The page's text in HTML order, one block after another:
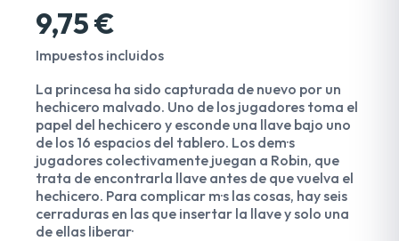
9,75 €
Impuestos incluidos
La princesa ha sido capturada de nuevo por un
hechicero malvado. Uno de los jugadores toma el
papel del hechicero y esconde una llave bajo uno
de los 16 espacios del tablero. Los dem·s
jugadores colectivamente juegan a Robin, que
trata de encontrarla llave antes de que vuelva el
hechicero. Para complicar m·s las cosas, hay seis
cerraduras en las que insertar la llave y solo una
de ellas liberar·